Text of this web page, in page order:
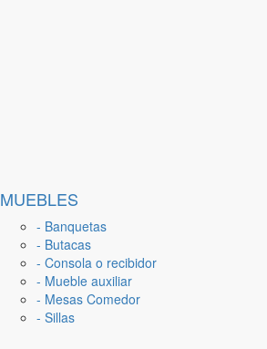
MUEBLES
- Banquetas
- Butacas
- Consola o recibidor
- Mueble auxiliar
- Mesas Comedor
- Sillas